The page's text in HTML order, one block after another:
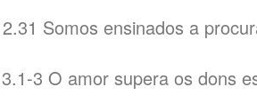
Somos ensinados a
3 O amor supera os dons